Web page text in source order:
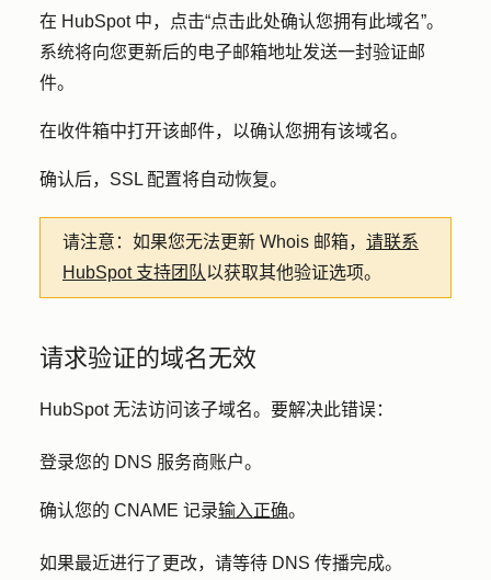
在 HubSpot 中，点击“点击此处确认您拥有此域名”。
系统将向您更新后的电子邮箱地址发送一封验证邮
件。
在收件箱中打开该邮件，以确认您拥有该域名。
确认后，SSL 配置将自动恢复。
请注意 ：如果您无法更新 Whois 邮箱， 请联系
HubSpot 支持团队以获取其他验证选项。
请求验证的域名无效
HubSpot 无法访问该子域名。要解决此错误：
登录您的 DNS 服务商账户。
确认您的 CNAME 记录输入正确。
如果最近进行了更改，请等待 DNS 传播完成。